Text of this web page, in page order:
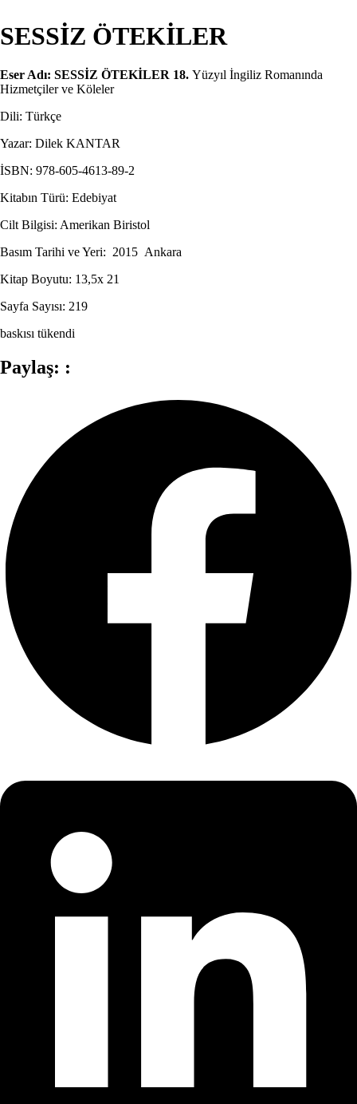
SESSİZ ÖTEKİLER
Eser Adı: SESSİZ ÖTEKİLER 18. Yüzyıl İngiliz Romanında
Hizmetçiler ve Köleler
Dili: Türkçe
Yazar: Dilek KANTAR
İSBN: 978-605-4613-89-2
Kitabın Türü: Edebiyat
Cilt Bilgisi: Amerikan Biristol
Basım Tarihi ve Yeri: 2015 Ankara
Kitap Boyutu: 13,5x 21
Sayfa Sayısı: 219
baskısı tükendi
Paylaş: :